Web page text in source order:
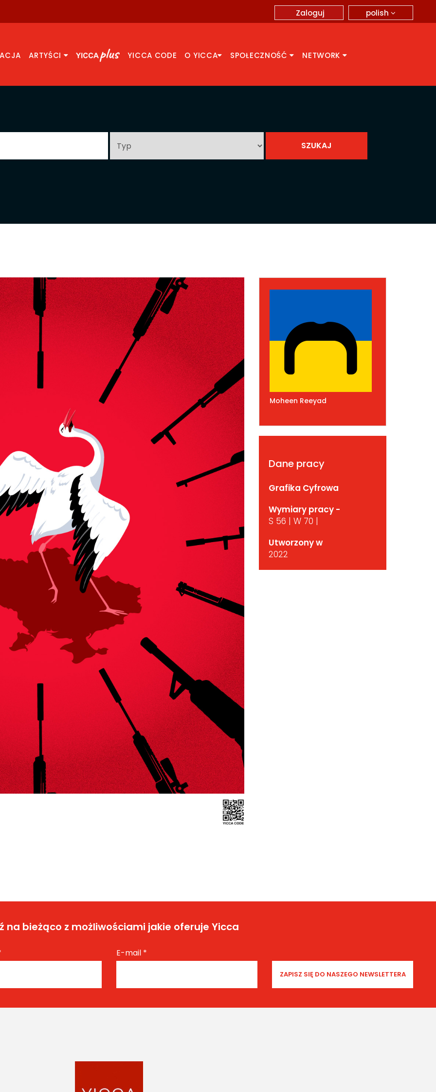
polish
Zaloguj
ARTYŚCI YICCA CODE O YICCA SPOŁECZNOŚĆ NETWORK
Moheen Reeyad
Dane pracy
Grafika Cyfrowa
Wymiary pracy -
S 56 | W 70 |
Utworzony w
2022
na bieżąco z możliwościami jakie oferuje Yicca
E-mail *